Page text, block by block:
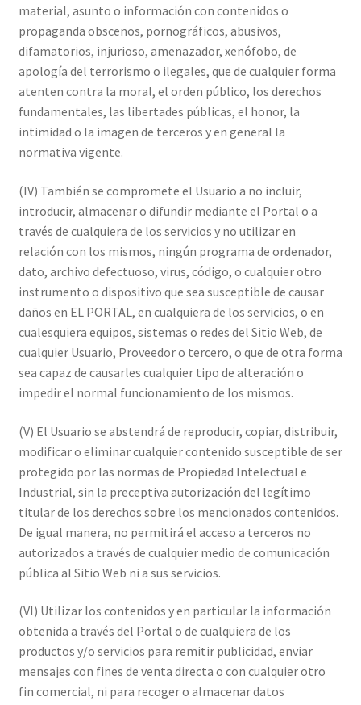
material, asunto o información con contenidos o
propaganda obscenos, pornográficos, abusivos,
difamatorios, injurioso, amenazador, xenófobo, de
apología del terrorismo o ilegales, que de cualquier forma
atenten contra la moral, el orden público, los derechos
fundamentales, las libertades públicas, el honor, la
intimidad o la imagen de terceros y en general la
normativa vigente.
(IV) También se compromete el Usuario a no incluir,
introducir, almacenar o difundir mediante el Portal o a
través de cualquiera de los servicios y no utilizar en
relación con los mismos, ningún programa de ordenador,
dato, archivo defectuoso, virus, código, o cualquier otro
instrumento o dispositivo que sea susceptible de causar
daños en EL PORTAL, en cualquiera de los servicios, o en
cualesquiera equipos, sistemas o redes del Sitio Web, de
cualquier Usuario, Proveedor o tercero, o que de otra forma
sea capaz de causarles cualquier tipo de alteración o
impedir el normal funcionamiento de los mismos.
(V) El Usuario se abstendrá de reproducir, copiar, distribuir,
modificar o eliminar cualquier contenido susceptible de ser
protegido por las normas de Propiedad Intelectual e
Industrial, sin la preceptiva autorización del legítimo
titular de los derechos sobre los mencionados contenidos.
De igual manera, no permitirá el acceso a terceros no
autorizados a través de cualquier medio de comunicación
pública al Sitio Web ni a sus servicios.
(VI) Utilizar los contenidos y en particular la información
obtenida a través del Portal o de cualquiera de los
productos y/o servicios para remitir publicidad, enviar
mensajes con fines de venta directa o con cualquier otro
fin comercial, ni para recoger o almacenar datos